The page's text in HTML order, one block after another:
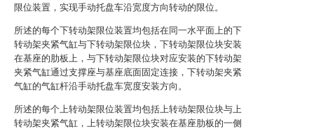
限位装置，实现手动托盘车沿宽度方向转动的限位。
所述的每个下转动架限位装置均包括在同一水平面上的下
转动架夹紧气缸与下转动架限位块，下转动架限位块安装
在基座的肋板上，与下转动架限位块对应安装的下转动架
夹紧气缸通过支撑座与基座底面固定连接，下转动架夹紧
气缸的气缸杆沿手动托盘车宽度安装方向。
所述的每个上转动架限位装置均包括上转动架限位块与上
转动架夹紧气缸，上转动架限位块安装在基座肋板的一侧